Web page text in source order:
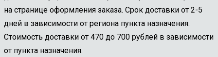
на странице оформления заказа. Срок доставки от 2-5
дней в зависимости от региона пункта назначения.
Стоимость доставки от 470 до 700 рублей в зависимости
от пункта назначения.